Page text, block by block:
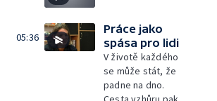
05:36
Práce jako
spása pro lidi
V životě každého
se může stát, že
padne na dno.